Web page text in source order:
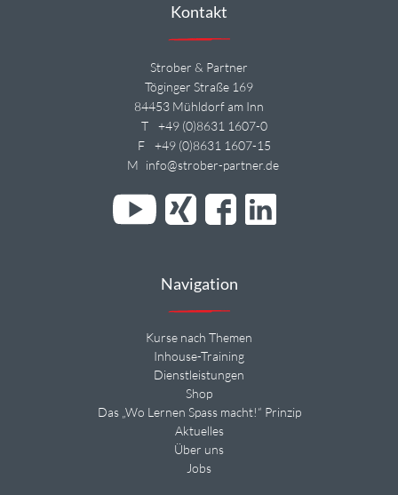
Kontakt
Strober & Partner
Töginger Straße 169
84453 Mühldorf am Inn
T
+49 (0)8631 1607-0
F
+49 (0)8631 1607-15
M info@strober-partner.de
Navigation
Kurse nach Themen
Inhouse-Training
Dienstleistungen
Shop
Das „Wo Lernen Spass macht!“ Prinzip
Aktuelles
Über uns
Jobs